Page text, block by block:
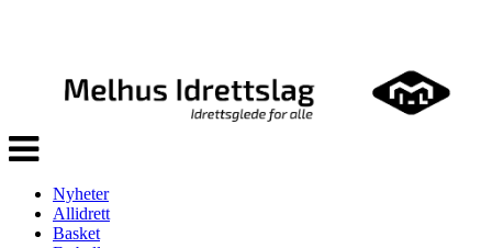
Veksle
navigasjon
Nyheter
Allidrett
Basket